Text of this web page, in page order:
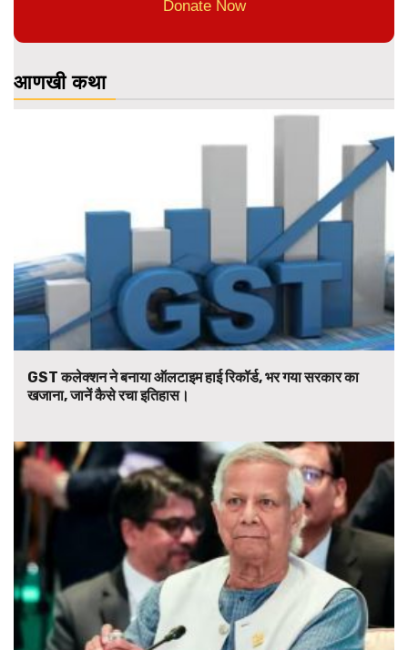
Donate Now
आणखी कथा
GST कलेक्शन ने बनाया ऑलटाइम हाई रिकॉर्ड, भर गया सरकार का
खजाना, जानें कैसे रचा इतिहास।